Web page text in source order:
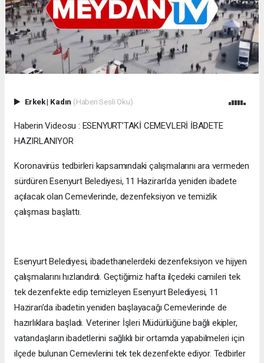
Erkek| Kadın (Haberi Sesli Oku)
Haberin Videosu : ESENYURT’TAKİ CEMEVLERİ İBADETE
HAZIRLANIYOR
Koronavirüs tedbirleri kapsamındaki çalışmalarını ara vermeden
sürdüren Esenyurt Belediyesi, 11 Haziran’da yeniden ibadete
açılacak olan Cemevlerinde, dezenfeksiyon ve temizlik
çalışması başlattı.
Esenyurt Belediyesi, ibadethanelerdeki dezenfeksiyon ve hijyen
çalışmalarını hızlandırdı. Geçtiğimiz hafta ilçedeki camileri tek
tek dezenfekte edip temizleyen Esenyurt Belediyesi, 11
Haziran’da ibadetin yeniden başlayacağı Cemevlerinde de
hazırlıklara başladı. Veteriner İşleri Müdürlüğüne bağlı ekipler,
vatandaşların ibadetlerini sağlıklı bir ortamda yapabilmeleri için
ilçede bulunan Cemevlerini tek tek dezenfekte ediyor. Tedbirler